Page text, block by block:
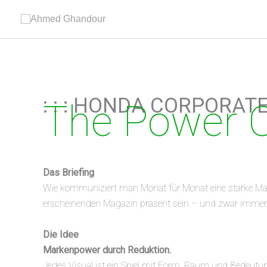
Inhalt
springen
: : : HONDA
The Power
Das Briefing
Wie kommuniziert man Monat für Monat eine starke
erscheinenden Magazin präsent sein – und zwar
Die Idee
Markenpower durch Reduktion.